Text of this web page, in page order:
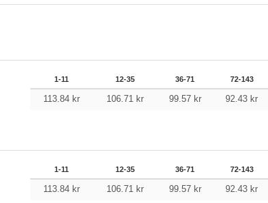
1-11 12-35 36-71 72-143
113.84 kr 106.71 kr 99.57 kr 92.43 kr
1-11 12-35 36-71 72-143
113.84 kr 106.71 kr 99.57 kr 92.43 kr